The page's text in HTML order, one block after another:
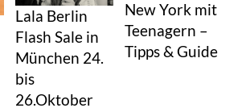
Lala Berlin
Flash Sale in
München 24.
bis
26.Oktober
New York mit
Teenagern –
Tipps & Guide